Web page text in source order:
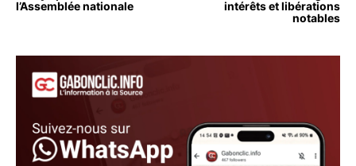
l’Assemblée nationale
intérêts et libérations
notables